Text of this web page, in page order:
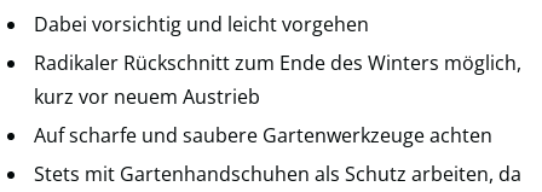
Dabei vorsichtig und leicht vorgehen
Radikaler Rückschnitt zum Ende des Winters möglich,
kurz vor neuem Austrieb
Auf scharfe und saubere Gartenwerkzeuge achten
Stets mit Gartenhandschuhen als Schutz arbeiten, da